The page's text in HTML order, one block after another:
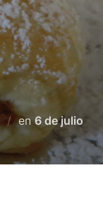
enPublicado
el
6 de julio